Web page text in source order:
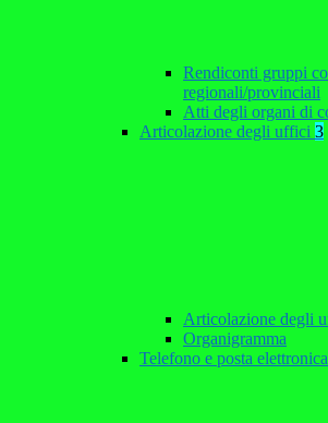
Rendiconti gruppi
regionali/provinciali
Atti degli organi di
Articolazione degli uffici 3
Articolazione degli
Organigramma
Telefono e posta elettronica